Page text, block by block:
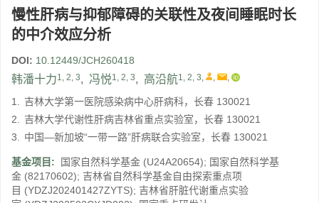
慢性肝病与抑郁障碍的关联性及夜间睡眠时长
的中介效应分析
DOI: 10.12449/JCH260418
韩潘十力1, 2, 3, 冯悦1, 2, 3, 高沿航1, 2, 3, , ,
1. 吉林大学第一医院感染病中心肝病科，长春 130021
2. 吉林大学代谢性肝病吉林省重点实验室，长春 130021
3. 中国—新加坡“一带一路”肝病联合实验室，长春 130021
基金项目: 国家自然科学基金 (U24A20654); 国家自然科学基
金 (82170602); 吉林省自然科学基金自由探索重点项
目 (YDZJ202401427ZYTS); 吉林省肝脏代谢重点实验